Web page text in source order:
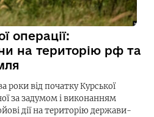
операції:
на територію рф та
роки від початку Курської
за задумом і виконанням
дії на територію держави-